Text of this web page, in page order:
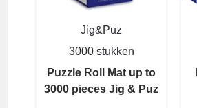
Jig&Puz
3000 stukken
Puzzle Roll Mat up to
3000 pieces Jig & Puz